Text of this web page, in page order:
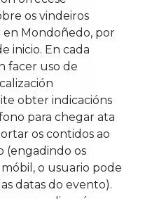
os vindeiros
Mondoñedo, por
inicio. En cada
facer uso de
obter indicacións
para chegar ata
os contidos ao
(engadindo os
o usuario pode
datas do evento).